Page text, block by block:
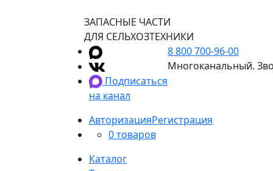
ЗАПАСНЫЕ ЧАСТИ
ДЛЯ СЕЛЬХОЗТЕХНИКИ
Подписаться
на канал
8 800 700-96-00
Многоканальный.
АвторизацияРегистрация
0 товаров
Каталог